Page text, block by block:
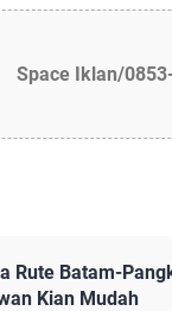
Space Iklan/
Rute Batam-
Kian Mudah